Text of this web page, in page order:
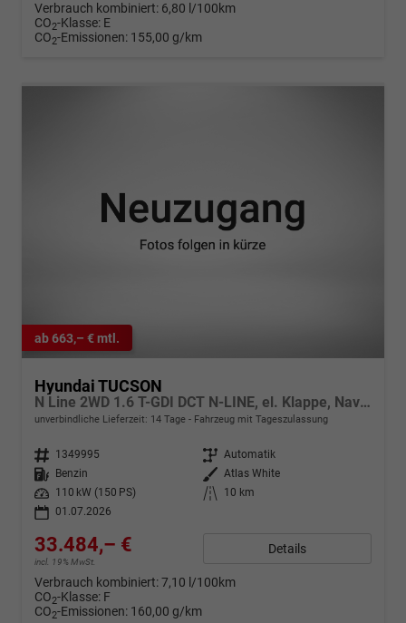
Verbrauch kombiniert: 6,80 l/100km
CO2-Klasse: E
CO2-Emissionen: 155,00 g/km
ab 663,– € mtl.
Hyundai TUCSON
N Line 2WD 1.6 T-GDI DCT N-LINE, el. Klappe, Navi, Kamera, Side, Winter
unverbindliche Lieferzeit: 14 Tage Fahrzeug mit Tageszulassung
Fahrzeugnr. 1349995 Getriebe Automatik
Kraftstoff
Benzin Außenfarbe Atlas White
Leistung
110 kW (150 PS) Kilometerstand
10 km
01.07.2026
33.484,– €
incl. 19% MwSt.
Details
Verbrauch kombiniert:7,10 l/100km
CO2-Klasse: F
CO2-Emissionen: 160,00 g/km